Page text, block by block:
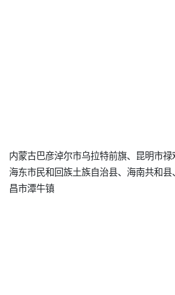
内蒙古巴彦淖尔市乌拉特前旗、昆明市禄
海东市民和回族土族自治县、海南共和
昌市潭牛镇